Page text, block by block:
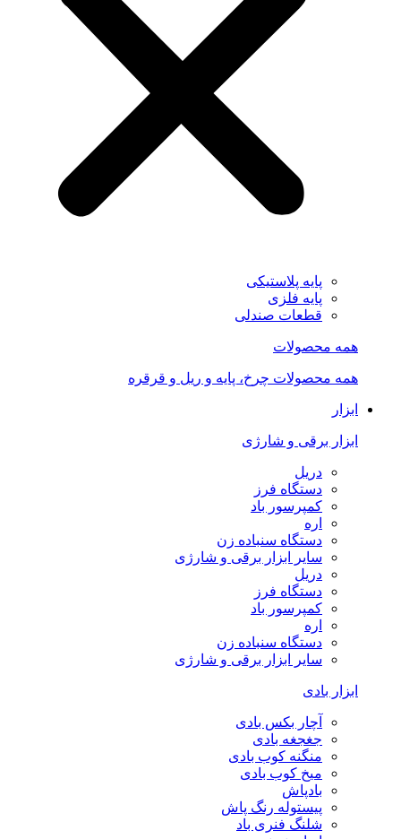
پایه پلاستیکی
پایه فلزی
قطعات صندلی
همه محصولات
همه محصولات چرخ، پایه و ریل و قرقره
ابزار
ابزار برقی و شارژی
دریل
دستگاه فرز
کمپرسور باد
اره
دستگاه سنباده زن
سایر ابزار برقی و شارژی
دریل
دستگاه فرز
کمپرسور باد
اره
دستگاه سنباده زن
سایر ابزار برقی و شارژی
ابزار بادی
آچار بکس بادی
جغجغه بادی
منگنه کوب بادی
میخ کوب بادی
بادپاش
پیستوله رنگ پاش
شلنگ فنری باد